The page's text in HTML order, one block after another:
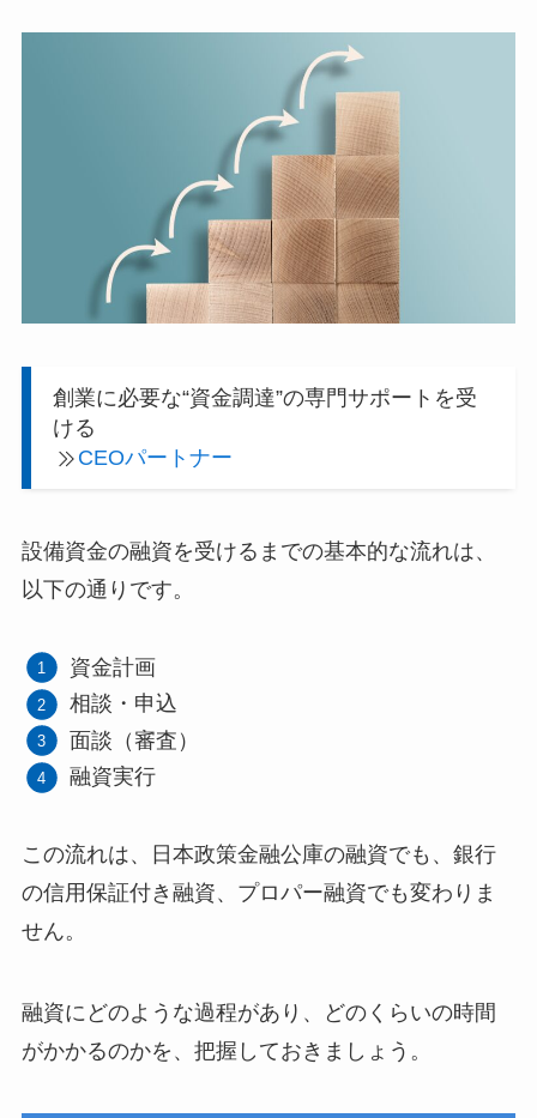
創業に必要な“資金調達”の専門サポートを受
ける
CEOパートナー
設備資金の融資を受けるまでの基本的な流れは、
以下の通りです。
資金計画
相談・申込
面談（審査）
融資実行
この流れは、日本政策金融公庫の融資でも、銀行
の信用保証付き融資、プロパー融資でも変わりま
せん。
融資にどのような過程があり、どのくらいの時間
がかかるのかを、把握しておきましょう。